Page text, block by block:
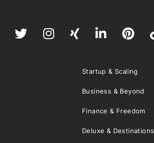
Startup & Scaling
Business & Beyond
Finance & Freedom
Deluxe & Destinations